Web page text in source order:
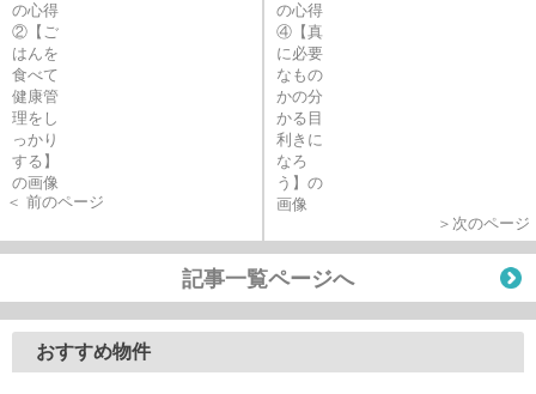
＜ 前のページ
＞次のページ
記事一覧ページへ
おすすめ物件